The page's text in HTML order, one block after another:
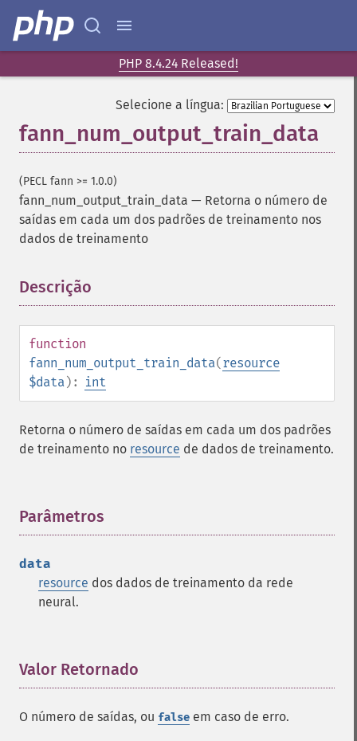
PHP 8.4.24 Released!
Selecione a língua:
fann_num_output_train_data
(PECL fann >= 1.0.0)
fann_num_output_train_data — Retorna o número de
saídas em cada um dos padrões de treinamento nos
dados de treinamento
Descrição
function
fann_num_output_train_data(resource
$data): int
Retorna o número de saídas em cada um dos padrões
de treinamento no resource de dados de treinamento.
Parâmetros
data
resource dos dados de treinamento da rede
neural.
Valor Retornado
O número de saídas, ou false em caso de erro.